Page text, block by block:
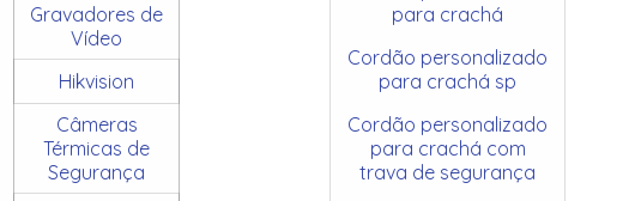
Gravadores de
Vídeo
Hikvision
Câmeras
Térmicas de
Segurança
para crachá
Cordão personalizado
para crachá sp
Cordão personalizado
para crachá com
trava de segurança